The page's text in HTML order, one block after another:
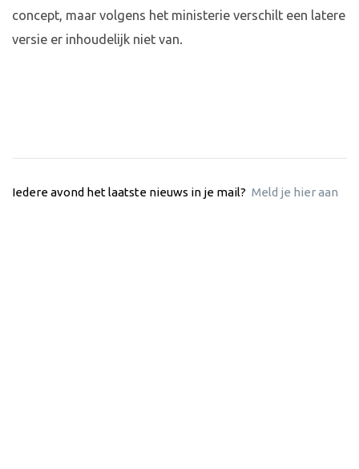
concept, maar volgens het ministerie verschilt een latere
versie er inhoudelijk niet van.
Iedere avond het laatste nieuws in je mail? Meld je hier aan